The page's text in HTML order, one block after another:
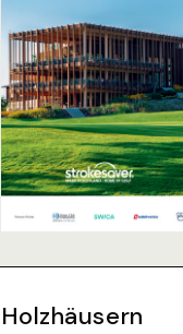
Holzhäusern